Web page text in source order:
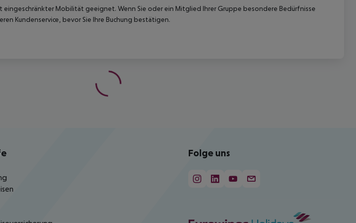
eingeschränkter Mobilität geeignet. Wenn Sie oder ein Mitglied Ihrer Gruppe besondere Bedürfnisse
Kundenservice, bevor Sie Ihre Buchung bestätigen.
Folge uns